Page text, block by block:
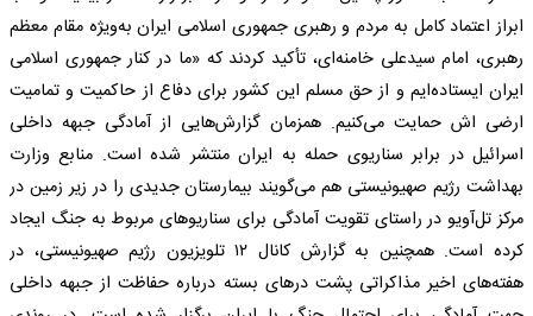
ابراز اعتماد کامل به مردم و رهبری جمهوری اسلامی ایران به‌ویژه مقام معظم
رهبری، امام سیدعلی خامنه‌ای، تأکید کردند که «ما در کنار جمهوری اسلامی
ایران ایستاده‌ایم و از حق مسلم این کشور برای دفاع از حاکمیت و تمامیت
ارضی اش حمایت می‌کنیم. همزمان گزارش‌هایی از آمادگی جبهه داخلی
اسرائیل در برابر سناریوی حمله به ایران منتشر شده است. منابع وزارت
بهداشت رژیم صهیونیستی هم می‌گویند بیمارستان جدیدی را در زیر زمین در
مرکز تل‌آویو در راستای تقویت آمادگی برای سناریو‌های مربوط به جنگ ایجاد
کرده است. همچنین به گزارش کانال ۱۲ تلویزیون رژیم صهیونیستی، در
هفته‌های اخیر مذاکراتی پشت در‌های بسته درباره حفاظت از جبهه داخلی